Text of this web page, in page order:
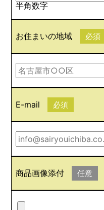
半角数字
お住まいの地域 必須
E-mail 必須
商品画像添付 任意